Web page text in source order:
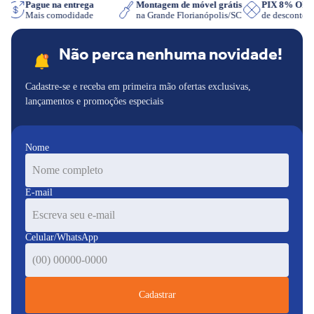
Pague na entrega
Mais comodidade
Montagem de móvel grátis
na Grande Florianópolis/SC
PIX 8%
de desconto
Não perca nenhuma novidade!
Cadastre-se e receba em primeira mão ofertas exclusivas,
lançamentos e promoções especiais
Nome
E-mail
Celular/WhatsApp
Cadastrar